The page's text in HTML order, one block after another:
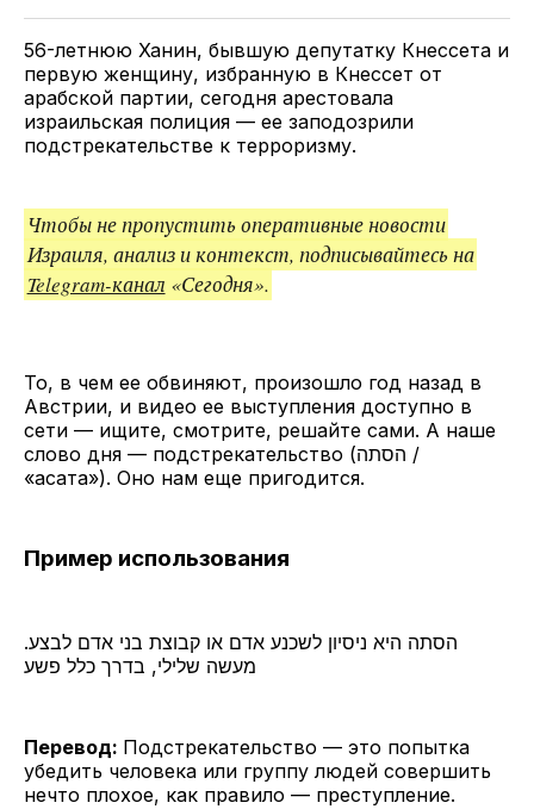
TwitterFacebookTelegramподелитесь
ссылкой
56-летнюю Ханин, бывшую депутатку Кнессета и
первую женщину, избранную в Кнессет от
арабской партии, сегодня арестовала
израильская полиция — ее заподозрили
подстрекательстве к терроризму.
Чтобы не пропустить оперативные новости
Израиля, анализ и контекст, подписывайтесь на
Telegram-канал «Сегодня».
То, в чем ее обвиняют, произошло год назад в
Австрии, и видео ее выступления доступно в
сети — ищите, смотрите, решайте сами. А наше
слово дня — подстрекательство (הסתה /
«асата»). Оно нам еще пригодится.
Пример использования
.הסתה היא ניסיון לשכנע אדם או קבוצת בני אדם לבצע
מעשה שלילי, בדרך כלל פשע
Перевод: Подстрекательство — это попытка
убедить человека или группу людей совершить
нечто плохое, как правило — преступление.